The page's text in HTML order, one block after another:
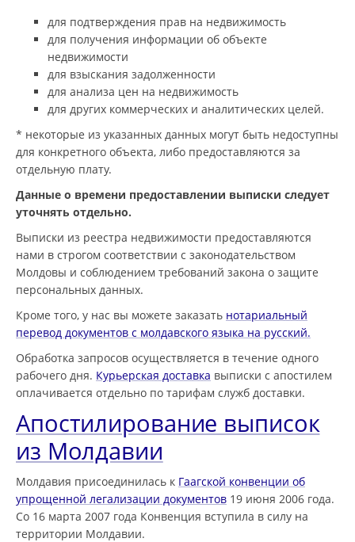
для подтверждения прав на недвижимость
для получения информации об объекте
недвижимости
для взыскания задолженности
для анализа цен на недвижимость
для других коммерческих и аналитических целей.
* некоторые из указанных данных могут быть недоступны
для конкретного объекта, либо предоставляются за
отдельную плату.
Данные о времени предоставлении выписки следует
уточнять отдельно.
Выписки из реестра недвижимости предоставляются
нами в строгом соответствии с законодательством
Молдовы и соблюдением требований закона о защите
персональных данных.
Кроме того, у нас вы можете заказать нотариальный
перевод документов с молдавского языка на русский.
Обработка запросов осуществляется в течение одного
рабочего дня. Курьерская доставка выписки с апостилем
оплачивается отдельно по тарифам служб доставки.
Апостилирование выписок
из Молдавии
Молдавия присоединилась к Гаагской конвенции об
упрощенной легализации документов 19 июня 2006 года.
Со 16 марта 2007 года Конвенция вступила в силу на
территории Молдавии.